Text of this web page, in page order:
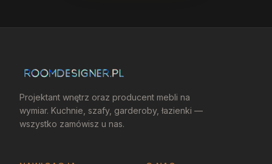
Projektant wnętrz oraz producent mebli na
wymiar. Kuchnie, szafy, garderoby, łazienki —
wszystko zamówisz u nas.